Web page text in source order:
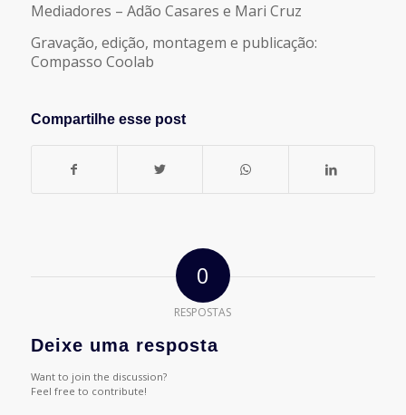
Mediadores – Adão Casares e Mari Cruz
Gravação, edição, montagem e publicação:
Compasso Coolab
Compartilhe esse post
0
RESPOSTAS
Deixe uma resposta
Want to join the discussion?
Feel free to contribute!